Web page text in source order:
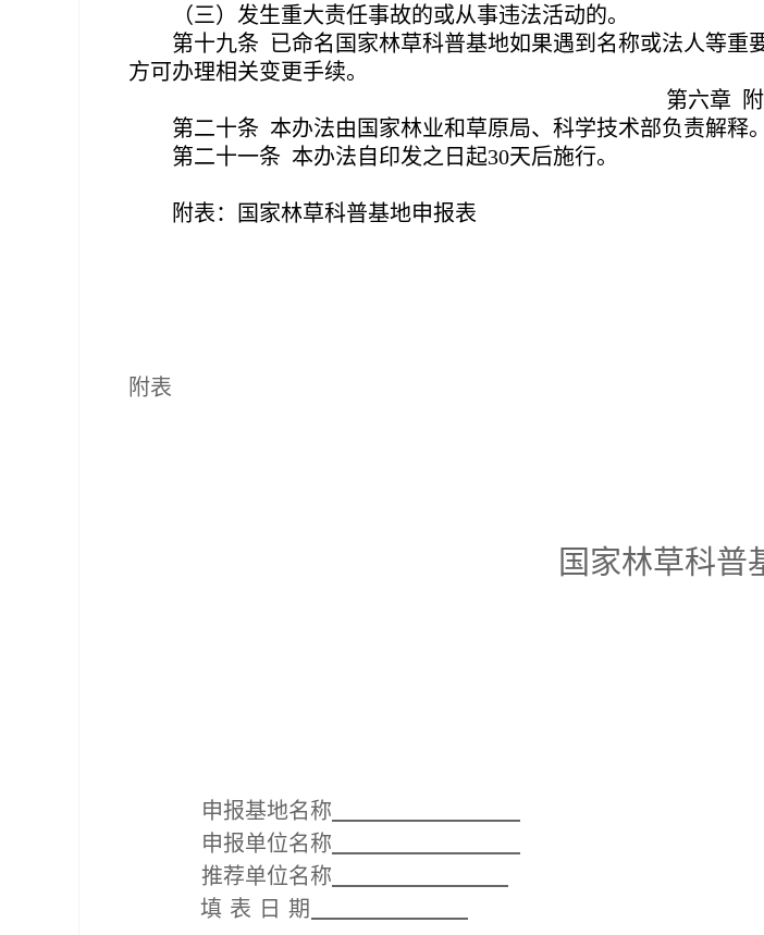
（三）发生重大责任事故的或从事违法活动的。
第十九条
已命名国家林草科普基地如果遇到名称或法人等
方可办理相关变更手续。
第六章
第二十条 本办法由国家林业和草原局、科学技术部负责解释。
第二十一条 本办法自印发之日起30天后施行。
附表：国家林草科普基地申报表
附表
国家林草科普
申报基地名称
申报单位名称
推荐单位名称
填 表 日 期